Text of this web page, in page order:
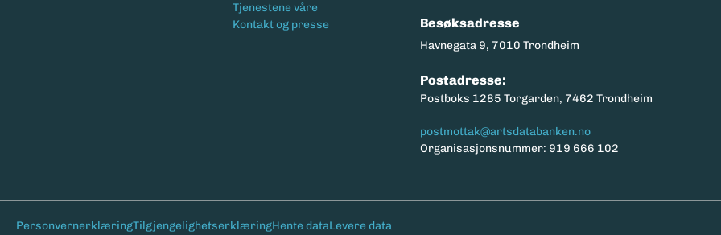
Tjenestene våre
Kontakt og presse
Besøksadresse
Havnegata 9, 7010 Trondheim
Postadresse:
Postboks 1285 Torgarden, 7462 Trondheim
postmottak@artsdatabanken.no
Organisasjonsnummer: 919 666 102
Bunntekst
PersonvernerklæringTilgjengelighetserklæringHente dataLevere data